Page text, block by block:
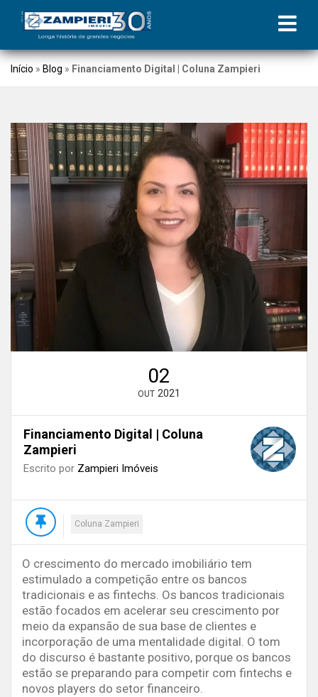
Início » Blog » Financiamento Digital | Coluna Zampieri
02
OUT 2021
Financiamento Digital | Coluna
Zampieri
Escrito por Zampieri Imóveis
Coluna Zampieri
O crescimento do mercado imobiliário tem
estimulado a competição entre os bancos
tradicionais e as fintechs. Os bancos tradicionais
estão focados em acelerar seu crescimento por
meio da expansão de sua base de clientes e
incorporação de uma mentalidade digital. O tom
do discurso é bastante positivo, porque os bancos
estão se preparando para competir com fintechs e
novos players do setor financeiro.